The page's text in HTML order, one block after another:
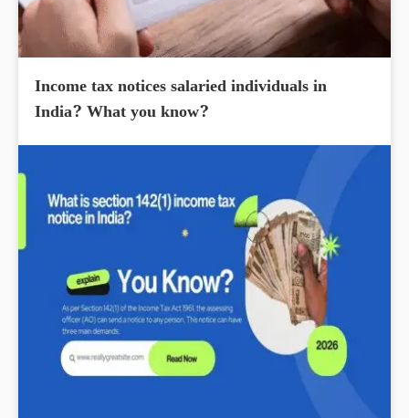
Income tax notices salaried individuals in
India? What you know?